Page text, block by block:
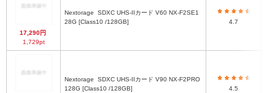
17,290円
1,729pt
Nextorage
28G [Class10 /128GB]
4.7
Nextorage
128G [Class10 /128GB]
4.5